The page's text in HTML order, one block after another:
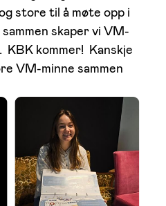
store til å møte opp i
skaper vi VM-
KBK kommer! Kanskje
VM-minne sammen